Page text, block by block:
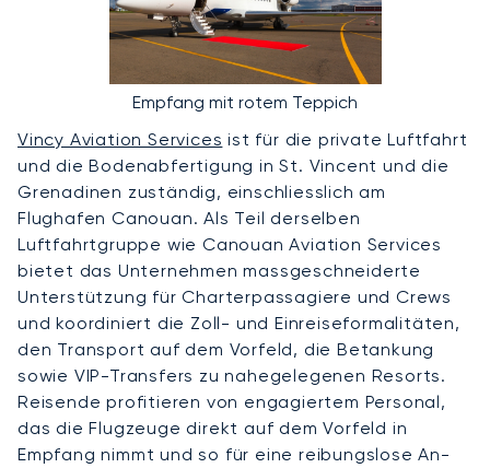
Empfang mit rotem Teppich
Vincy Aviation Services ist für die private Luftfahrt
und die Bodenabfertigung in St. Vincent und die
Grenadinen zuständig, einschliesslich am
Flughafen Canouan. Als Teil derselben
Luftfahrtgruppe wie Canouan Aviation Services
bietet das Unternehmen massgeschneiderte
Unterstützung für Charterpassagiere und Crews
und koordiniert die Zoll- und Einreiseformalitäten,
den Transport auf dem Vorfeld, die Betankung
sowie VIP-Transfers zu nahegelegenen Resorts.
Reisende profitieren von engagiertem Personal,
das die Flugzeuge direkt auf dem Vorfeld in
Empfang nimmt und so für eine reibungslose An-